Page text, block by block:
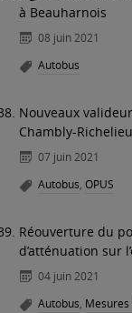
à Beauharnois
08 juin 2021
Autobus
Nouveaux
Chambly-
07 juin 2021
Autobus, OPUS
Réouverture du
d’atténuation sur
04 juin 2021
Autobus,